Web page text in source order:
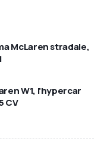
McLaren stradale,
W1, l'hypercar
CV